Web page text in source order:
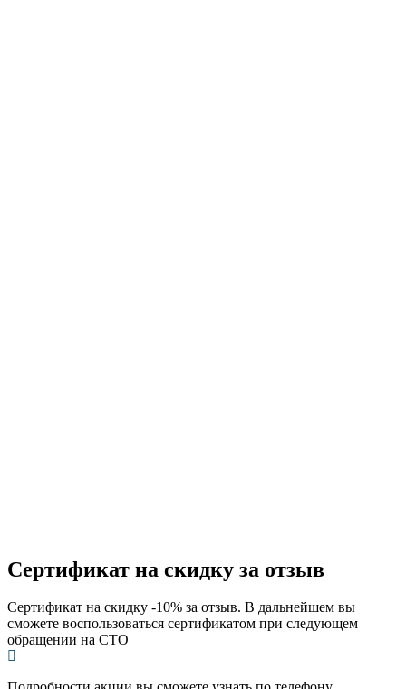
Сертификат на скидку за отзыв
Сертификат на скидку -10% за отзыв. В дальнейшем вы
сможете воспользоваться сертификатом при следующем
обращении на СТО